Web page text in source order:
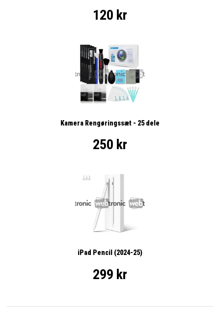
120 kr
Kamera Rengøringssæt - 25 dele
250 kr
iPad Pencil (2024-25)
299 kr